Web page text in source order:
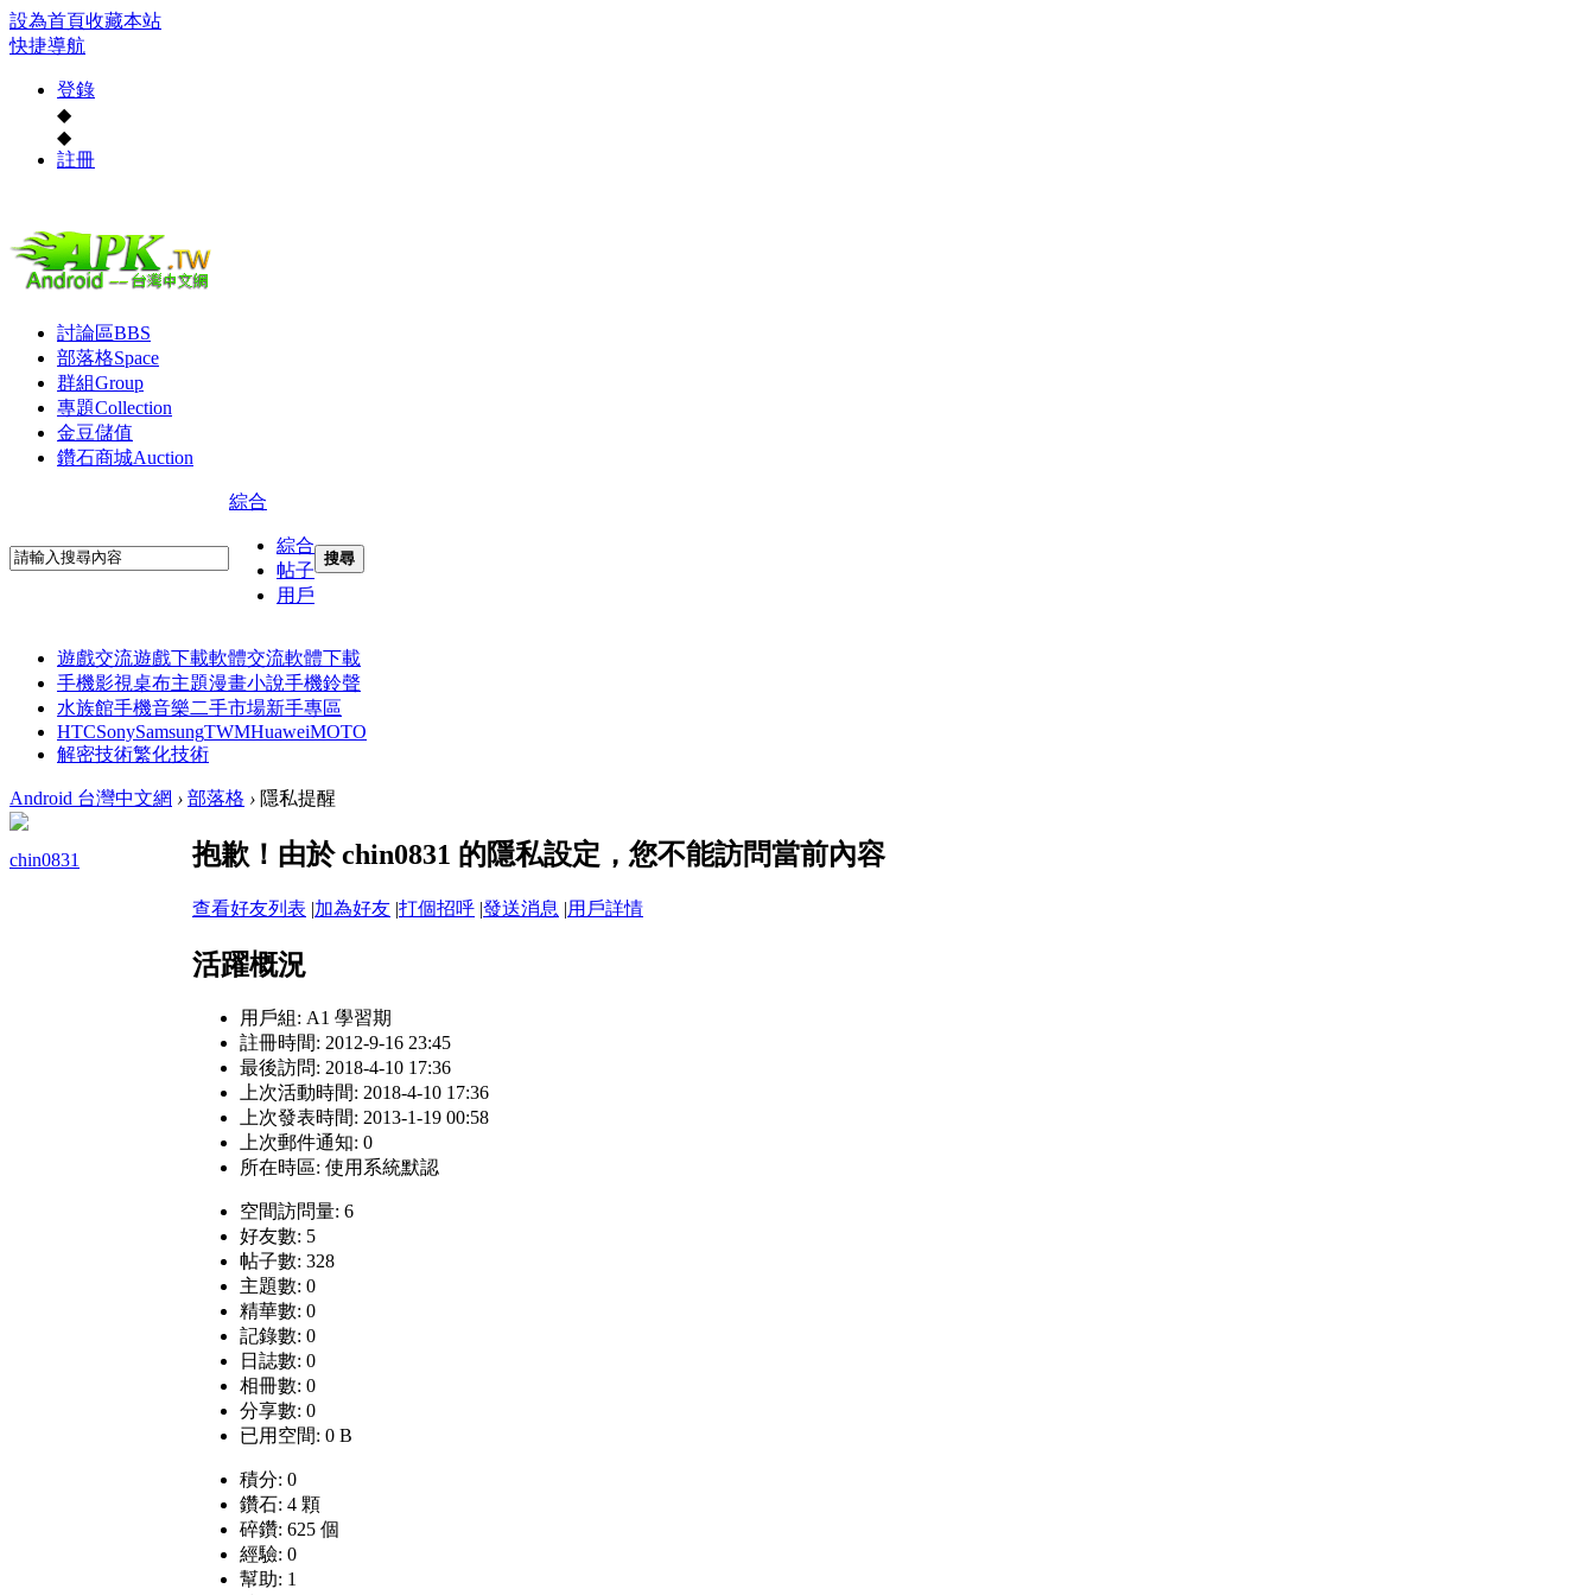
設為首頁收藏本站
快捷導航
登錄
◆
◆
註冊
討論區BBS
部落格Space
群組Group
專題Collection
金豆儲值
鑽石商城Auction
綜合
綜合
帖子
用戶
搜尋
遊戲交流遊戲下載軟體交流軟體下載
手機影視桌布主題漫畫小說手機鈴聲
水族館手機音樂二手市場新手專區
HTCSonySamsungTWMHuaweiMOTO
解密技術繁化技術
Android 台灣中文網 › 部落格 › 隱私提醒
chin0831 抱歉！由於 chin0831 的隱私設定，您不能訪問當前內容
查看好友列表 |加為好友 |打個招呼 |發送消息 |用戶詳情
活躍概況
用戶組: A1 學習期
註冊時間: 2012-9-16 23:45
最後訪問: 2018-4-10 17:36
上次活動時間: 2018-4-10 17:36
上次發表時間: 2013-1-19 00:58
上次郵件通知: 0
所在時區: 使用系統默認
空間訪問量: 6
好友數: 5
帖子數: 328
主題數: 0
精華數: 0
記錄數: 0
日誌數: 0
相冊數: 0
分享數: 0
已用空間: 0 B
積分: 0
鑽石: 4 顆
碎鑽: 625 個
經驗: 0
幫助: 1